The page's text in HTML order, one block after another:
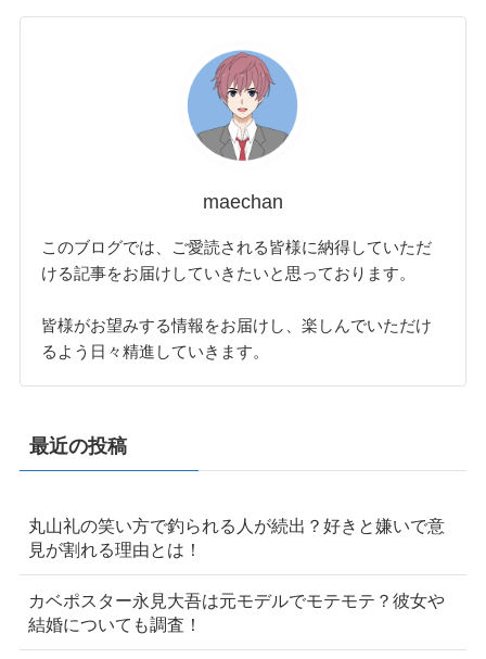
maechan
このブログでは、ご愛読される皆様に納得していただ
ける記事をお届けしていきたいと思っております。
皆様がお望みする情報をお届けし、楽しんでいただけ
るよう日々精進していきます。
最近の投稿
丸山礼の笑い方で釣られる人が続出？好きと嫌いで意
見が割れる理由とは！
カベポスター永見大吾は元モデルでモテモテ？彼女や
結婚についても調査！